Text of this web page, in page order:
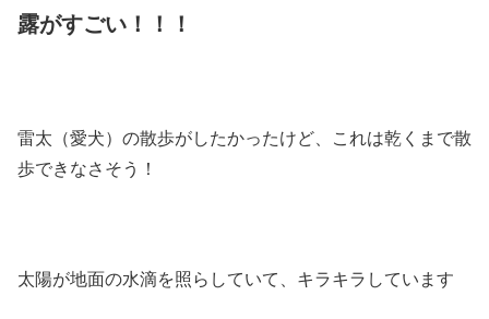
露がすごい！！！
雷太（愛犬）の散歩がしたかったけど、これは乾くまで散
歩できなさそう！
太陽が地面の水滴を照らしていて、キラキラしています